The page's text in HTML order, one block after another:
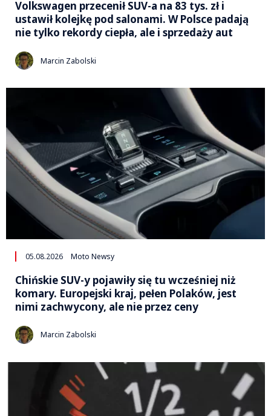
Volkswagen przecenił SUV-a na 83 tys. zł i
ustawił kolejkę pod salonami. W Polsce padają
nie tylko rekordy ciepła, ale i sprzedaży aut
Marcin Zabolski
05.08.2026 Moto Newsy
Chińskie SUV-y pojawiły się tu wcześniej niż
komary. Europejski kraj, pełen Polaków, jest
nimi zachwycony, ale nie przez ceny
Marcin Zabolski